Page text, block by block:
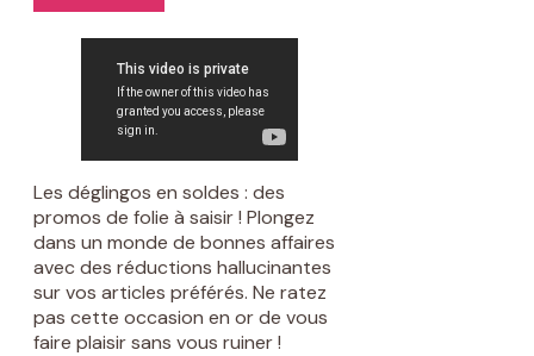
Les déglingos en soldes : des
promos de folie à saisir ! Plongez
dans un monde de bonnes affaires
avec des réductions hallucinantes
sur vos articles préférés. Ne ratez
pas cette occasion en or de vous
faire plaisir sans vous ruiner !